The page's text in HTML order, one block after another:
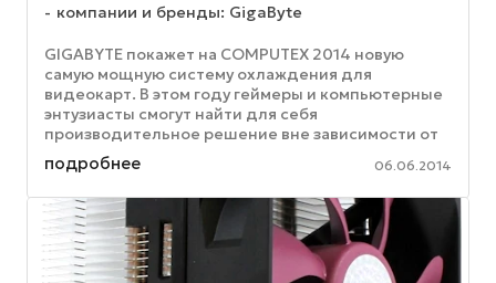
компании и бренды: GigaByte
GIGABYTE покажет на COMPUTEX 2014 новую
самую мощную систему охлаждения для
видеокарт. В этом году геймеры и компьютерные
энтузиасты смогут найти для себя
производительное решение вне зависимости от
того, какому типу охлаждения отдается ...
подробнее 06.06.2014